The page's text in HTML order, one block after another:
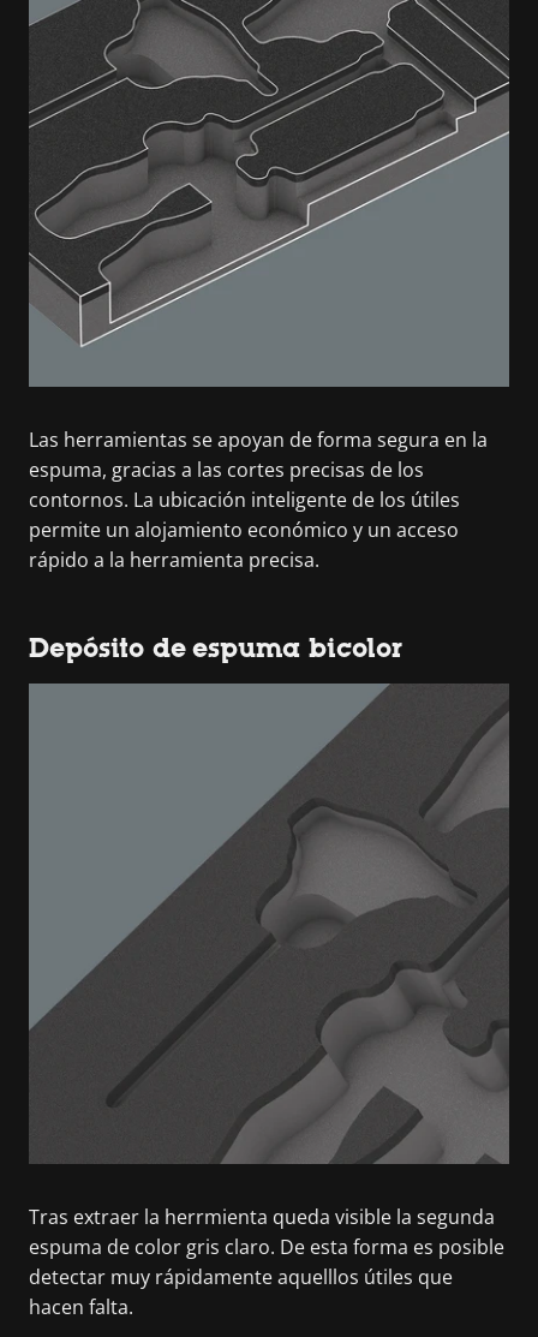
Las herramientas se apoyan de forma segura en la
espuma, gracias a las cortes precisas de los
contornos. La ubicación inteligente de los útiles
permite un alojamiento económico y un acceso
rápido a la herramienta precisa.
Depósito de espuma bicolor
Tras extraer la herrmienta queda visible la segunda
espuma de color gris claro. De esta forma es posible
detectar muy rápidamente aquelllos útiles que
hacen falta.